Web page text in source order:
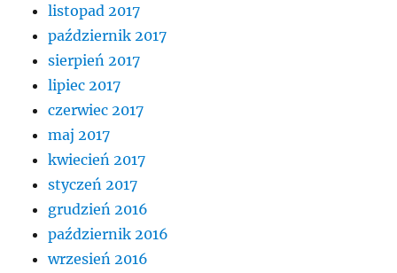
listopad 2017
październik 2017
sierpień 2017
lipiec 2017
czerwiec 2017
maj 2017
kwiecień 2017
styczeń 2017
grudzień 2016
październik 2016
wrzesień 2016